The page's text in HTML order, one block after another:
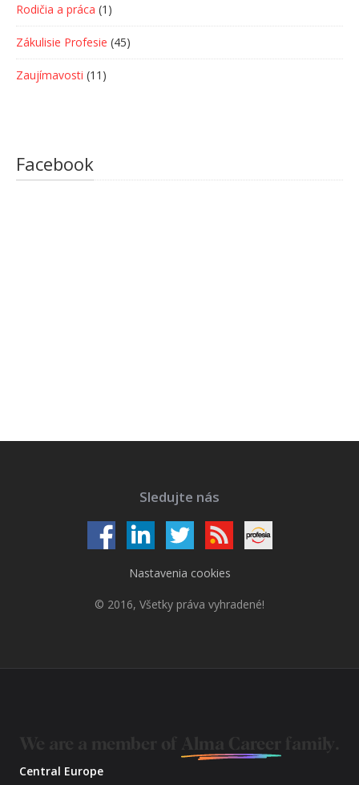
Rodičia a práca (1)
Zákulisie Profesie (45)
Zaujímavosti (11)
Facebook
Sledujte nás
Nastavenia cookies
© 2016, Všetky práva vyhradené!
Central Europe